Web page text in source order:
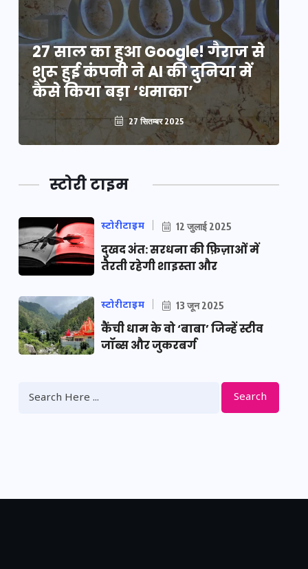
27 साल का हुआ Google! गैराज से
शुरू हुई कंपनी ने AI की दुनिया में
कैसे किया बड़ा ‘धमाका’
27 सितम्बर 2025
स्टोरी टाइम
स्टोरीटाइम 12 जुलाई 2025
दुखद अंत: सरधना की फ़िज़ाओं में
तैरती रहेगी शाइस्ता और
स्टोरीटाइम 13 जून 2025
कैंची धाम के वो ‘बाबा’ जिन्हें स्टीव
जॉब्स और जुकरबर्ग
Search